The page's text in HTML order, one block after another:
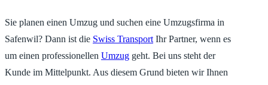
Sie planen einen Umzug und suchen eine Umzugsfirma in
Safenwil? Dann ist die Swiss Transport Ihr Partner, wenn es
um einen professionellen Umzug geht. Bei uns steht der
Kunde im Mittelpunkt. Aus diesem Grund bieten wir Ihnen